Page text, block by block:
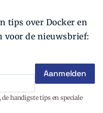
tips over Docker en
voor de nieuwsbrief:
handigste tips en speciale